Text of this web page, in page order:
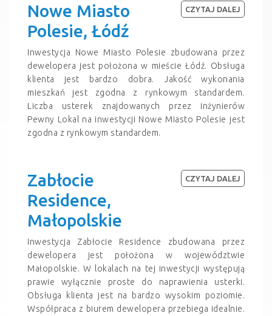
Nowe Miasto
Polesie, Łódź
Inwestycja Nowe Miasto Polesie zbudowana przez
dewelopera jest położona w mieście Łódź. Obsługa
klienta jest bardzo dobra. Jakość wykonania
mieszkań jest zgodna z rynkowym standardem.
Liczba usterek znajdowanych przez inżynierów
Pewny Lokal na inwestycji Nowe Miasto Polesie jest
zgodna z rynkowym standardem.
CZYTAJ DALEJ
Zabłocie
Residence,
Małopolskie
Inwestycja Zabłocie Residence zbudowana przez
dewelopera jest położona w województwie
Małopolskie. W lokalach na tej inwestycji występują
prawie wyłącznie proste do naprawienia usterki.
Obsługa klienta jest na bardzo wysokim poziomie.
Współpraca z biurem dewelopera przebiega idealnie.
CZYTAJ DALEJ